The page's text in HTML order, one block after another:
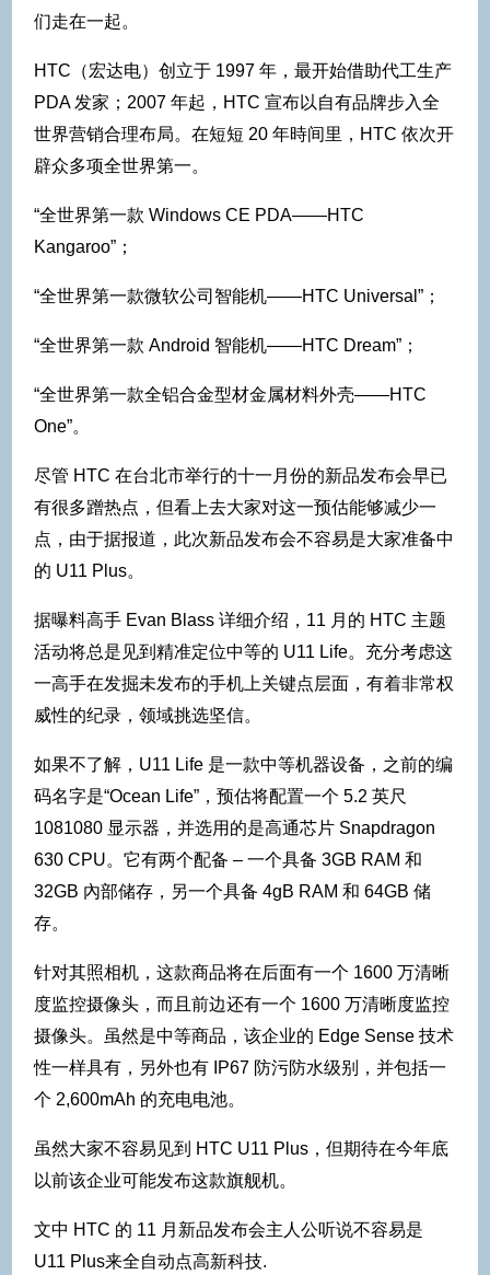
们走在一起。
HTC（宏达电）创立于 1997 年，最开始借助代工生产
PDA 发家；2007 年起，HTC 宣布以自有品牌步入全
世界营销合理布局。在短短 20 年時间里，HTC 依次开
辟众多项全世界第一。
“全世界第一款 Windows CE PDA——HTC
Kangaroo”；
“全世界第一款微软公司智能机——HTC Universal”；
“全世界第一款 Android 智能机——HTC Dream”；
“全世界第一款全铝合金型材金属材料外壳——HTC
One”。
尽管 HTC 在台北市举行的十一月份的新品发布会早已
有很多蹭热点，但看上去大家对这一预估能够减少一
点，由于据报道，此次新品发布会不容易是大家准备中
的 U11 Plus。
据曝料高手 Evan Blass 详细介绍，11 月的 HTC 主题
活动将总是见到精准定位中等的 U11 Life。充分考虑这
一高手在发掘未发布的手机上关键点层面，有着非常权
威性的纪录，领域挑选坚信。
如果不了解，U11 Life 是一款中等机器设备，之前的编
码名字是“Ocean Life”，预估将配置一个 5.2 英尺
1081080 显示器，并选用的是高通芯片 Snapdragon
630 CPU。它有两个配备 – 一个具备 3GB RAM 和
32GB 內部储存，另一个具备 4gB RAM 和 64GB 储
存。
针对其照相机，这款商品将在后面有一个 1600 万清晰
度监控摄像头，而且前边还有一个 1600 万清晰度监控
摄像头。虽然是中等商品，该企业的 Edge Sense 技术
性一样具有，另外也有 IP67 防污防水级别，并包括一
个 2,600mAh 的充电电池。
虽然大家不容易见到 HTC U11 Plus，但期待在今年底
以前该企业可能发布这款旗舰机。
文中 HTC 的 11 月新品发布会主人公听说不容易是
U11 Plus来全自动点高新科技.